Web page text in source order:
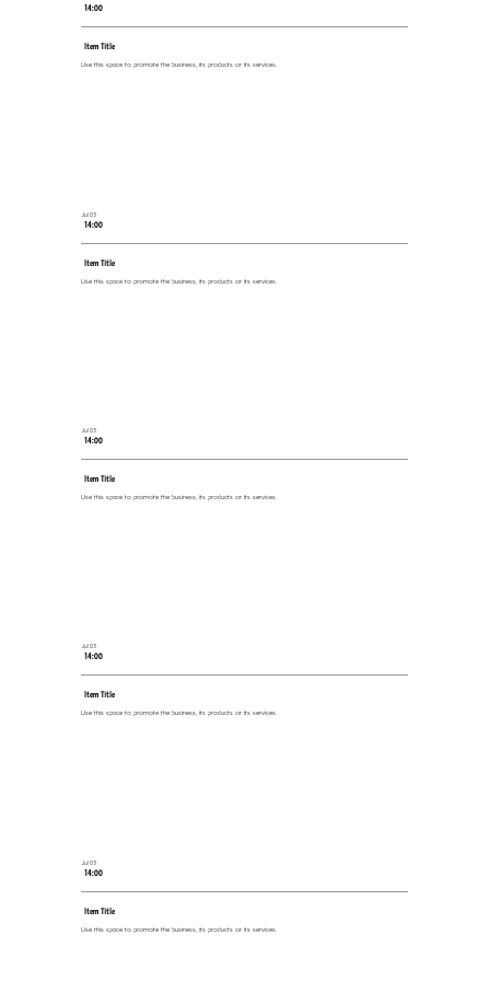
14:00
Item Title
Use this space to promote the business, its products or its services.
Jul 03
14:00
Item Title
Use this space to promote the business, its products or its services.
Jul 03
14:00
Item Title
Use this space to promote the business, its products or its services.
Jul 03
14:00
Item Title
Use this space to promote the business, its products or its services.
Jul 03
14:00
Item Title
Use this space to promote the business, its products or its services.